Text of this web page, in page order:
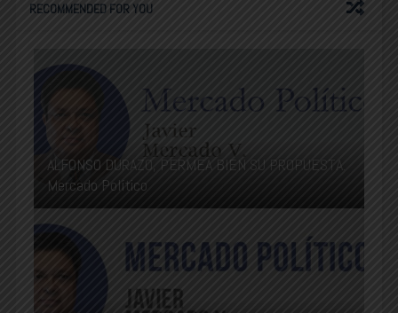
RECOMMENDED FOR YOU
ALFONSO DURAZO, PERMEA BIEN SU PROPUESTA.
Mercado Político